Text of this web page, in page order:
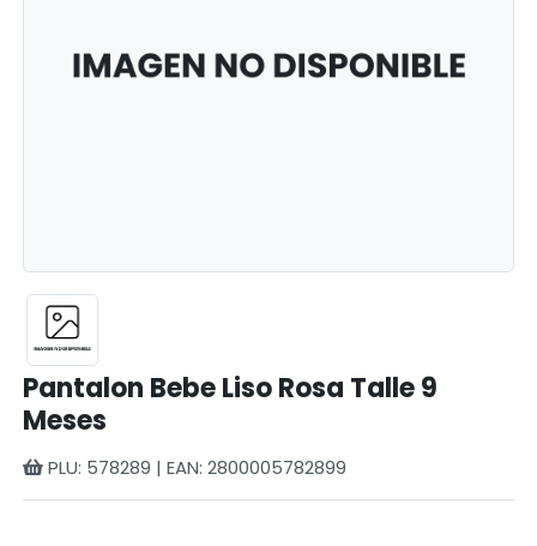
Pantalon Bebe Liso Rosa Talle 9
Meses
PLU: 578289 | EAN: 2800005782899